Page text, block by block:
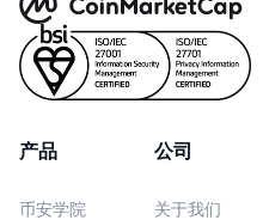
产品
币安学院
公司
关于我们